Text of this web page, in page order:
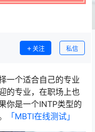
关注 私信
一个适合自己的专业
的专业，在职场上也
你是一个INTP类型的
「MBTI在线测试​」